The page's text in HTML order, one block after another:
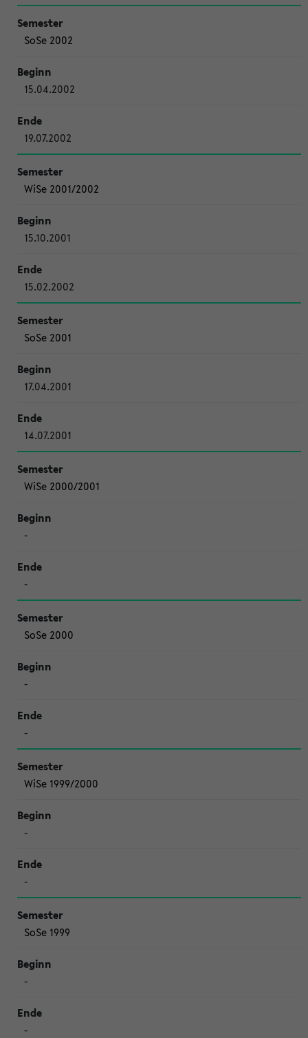
SoSe 2002
15.04.2002
19.07.2002
WiSe 2001/2002
15.10.2001
15.02.2002
SoSe 2001
17.04.2001
14.07.2001
WiSe 2000/2001
-
-
SoSe 2000
-
-
WiSe 1999/2000
-
-
SoSe 1999
-
-